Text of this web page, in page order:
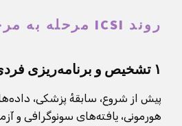
روند ICSI مرحله به مرحله
۱ تشخیص و برنامه‌ریزی فردی
پیش از شروع، سابقهٔ پزشکی،
هورمونی، یافته‌های سونوگرافی و